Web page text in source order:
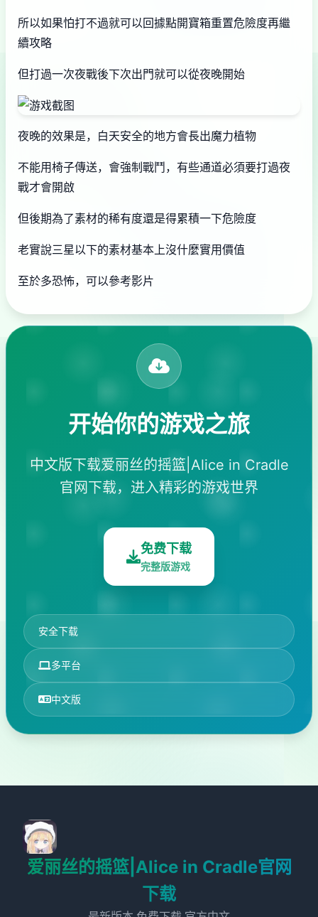
所以如果怕打不過就可以回據點開寶箱重置危險度再繼
續攻略
但打過一次夜戰後下次出門就可以從夜晚開始
夜晚的效果是，白天安全的地方會長出魔力植物
不能用椅子傳送，會強制戰鬥，有些通道必須要打過夜
戰才會開啟
但後期為了素材的稀有度還是得累積一下危險度
老實說三星以下的素材基本上沒什麼實用價值
至於多恐怖，可以參考影片
开始你的游戏之旅
中文版下载爱丽丝的摇篮|Alice in Cradle
官网下载，进入精彩的游戏世界
免费下载
完整版游戏
安全下载
多平台
中文版
爱丽丝的摇篮|Alice in Cradle官网
下载